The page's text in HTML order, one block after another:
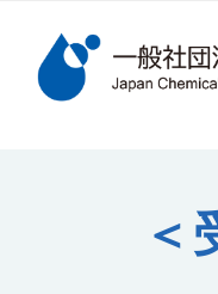
検索キーワード
＜